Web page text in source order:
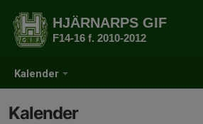
Kalender
HJÄRNARPS GIF
F14-16 f. 2010-2012
Kalender